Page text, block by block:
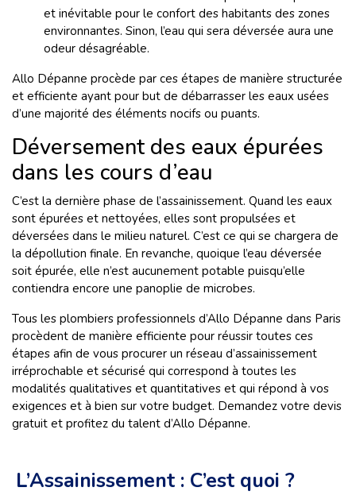
et inévitable pour le confort des habitants des zones
environnantes. Sinon, l’eau qui sera déversée aura une
odeur désagréable.
Allo Dépanne procède par ces étapes de manière structurée
et efficiente ayant pour but de débarrasser les eaux usées
d’une majorité des éléments nocifs ou puants.
Déversement des eaux épurées
dans les cours d’eau
C’est la dernière phase de l’assainissement. Quand les eaux
sont épurées et nettoyées, elles sont propulsées et
déversées dans le milieu naturel. C’est ce qui se chargera de
la dépollution finale. En revanche, quoique l’eau déversée
soit épurée, elle n’est aucunement potable puisqu’elle
contiendra encore une panoplie de microbes.
Tous les plombiers professionnels d’Allo Dépanne dans Paris
procèdent de manière efficiente pour réussir toutes ces
étapes afin de vous procurer un réseau d’assainissement
irréprochable et sécurisé qui correspond à toutes les
modalités qualitatives et quantitatives et qui répond à vos
exigences et à bien sur votre budget. Demandez votre devis
gratuit et profitez du talent d’Allo Dépanne.
L’Assainissement : C’est quoi ?